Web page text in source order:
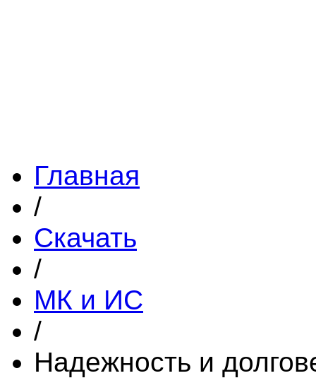
Главная
/
Скачать
/
МК и ИС
/
Надежность и